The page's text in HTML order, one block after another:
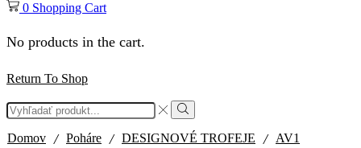
0 Shopping Cart
No products in the cart.
Return To Shop
Search
input
Search
Domov / Poháre / DESIGNOVÉ TROFEJE / AV1